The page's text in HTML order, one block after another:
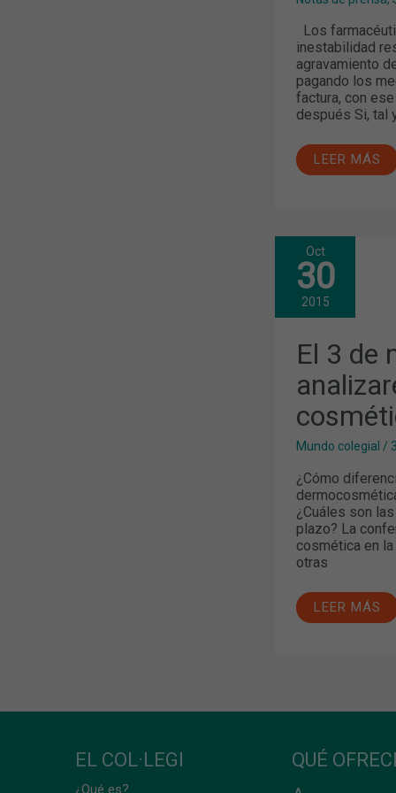
Los
inestabilidad
agravamiento
pagando los
factura, con
después Si, tal
LEER MÁS
Oct
30
2015
El 3 de
Mundo colegial /
¿Cómo
¿Cuáles son
plazo? La
cosmética en
otras
EL
3
DE
NOVIEMBRE
SECTOR
DE
LA
COSMÉTICA
EN
LA
FARMACIA
LEER MÁS
EL COL·LEGI
¿Qué es?
QUÉ